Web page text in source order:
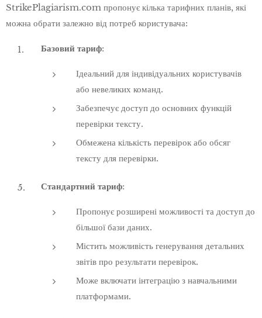
StrikePlagiarism.com пропонує кілька тарифних планів, які
можна обрати залежно від потреб користувача:
Базовий тариф:
Ідеальний для індивідуальних користувачів
або невеликих команд.
Забезпечує доступ до основних функцій
перевірки тексту.
Обмежена кількість перевірок або обсяг
тексту для перевірки.
Стандартний тариф:
Пропонує розширені можливості та доступ до
більшої бази даних.
Містить можливість генерування детальних
звітів про результати перевірок.
Може включати інтеграцію з навчальними
платформами.